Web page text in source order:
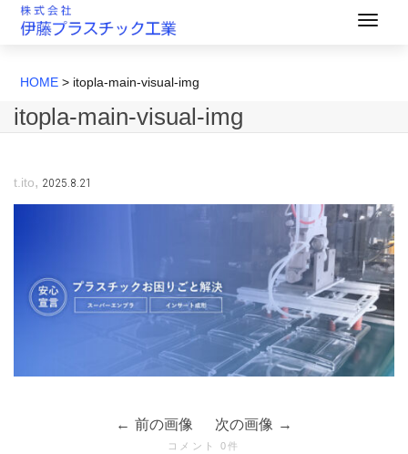
HOME > itopla-main-visual-img
itopla-main-visual-img
t.ito, 2025.8.21
前の画像 次の画像
コメント 0件